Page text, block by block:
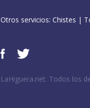
Otros servicios: Chistes |
LaHiguera.net. Todos los